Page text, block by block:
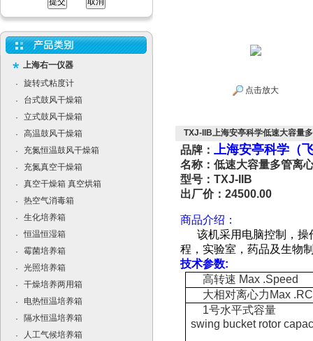
上海右一仪器
·
旋转式粘度计
·
台式鼓风干燥箱
·
立式鼓风干燥箱
·
高温鼓风干燥箱
·
充氮恒温鼓风干燥箱
·
充氮真空干燥箱
·
真空干燥箱 真空烘箱
·
热空气消毒箱
·
生化培养箱
·
恒温恒湿箱
·
霉菌培养箱
·
光照培养箱
·
干燥培养两用箱
·
电热恒温培养箱
·
隔水恒温培养箱
·
人工气候培养箱
点击放大
TXJ-IIB上海安亭科学低速大容量
品牌： 上海安亭科学（
名称：低速大容量多管离
型号：TXJ-IIB
出厂价：24500.00
商品介绍：
该机采用电脑控制，
程，实验室，药品及生物
技术参数:
高转速 Max .Speed
大相对离心力Max
1号水平式容量
swing bucket rotor